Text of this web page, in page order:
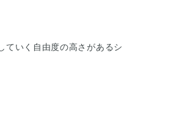
ていく自由度の高さがあるシ